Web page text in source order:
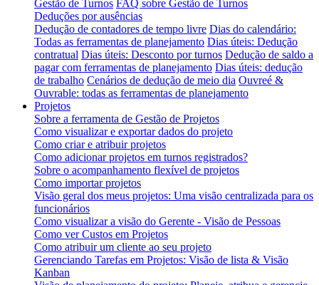
Gestão de Turnos FAQ sobre Gestão de Turnos
Deduções por ausências
Dedução de contadores de tempo livre Dias do calendário:
Todas as ferramentas de planejamento Dias úteis: Dedução
contratual Dias úteis: Desconto por turnos Dedução de saldo a
pagar com ferramentas de planejamento Dias úteis: dedução
de trabalho Cenários de dedução de meio dia Ouvreé &
Ouvrable: todas as ferramentas de planejamento
Projetos
Sobre a ferramenta de Gestão de Projetos
Como visualizar e exportar dados do projeto
Como criar e atribuir projetos
Como adicionar projetos em turnos registrados?
Sobre o acompanhamento flexível de projetos
Como importar projetos
Visão geral dos meus projetos: Uma visão centralizada para os
funcionários
Como visualizar a visão do Gerente - Visão de Pessoas
Como ver Custos em Projetos
Como atribuir um cliente ao seu projeto
Gerenciando Tarefas em Projetos: Visão de lista & Visão
Kanban